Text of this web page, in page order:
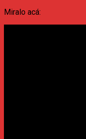
Miralo acá: